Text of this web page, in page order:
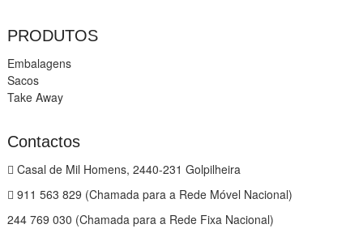
PRODUTOS
Embalagens
Sacos
Take Away
Contactos
Casal de Mil Homens, 2440-231 Golpilheira
911 563 829 (Chamada para a Rede Móvel Nacional)
244 769 030 (Chamada para a Rede Fixa Nacional)